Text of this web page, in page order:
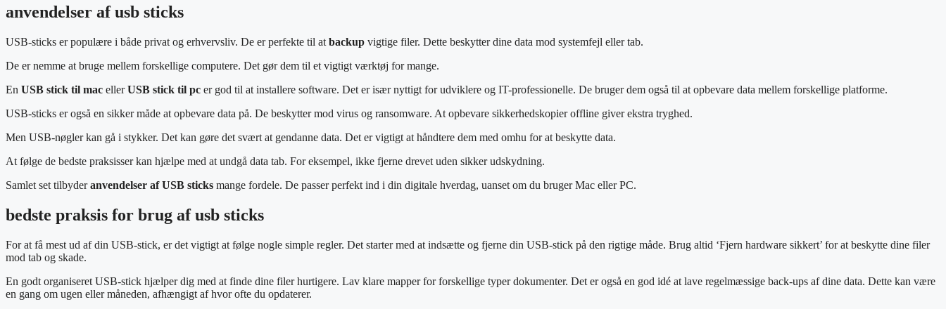
anvendelser af usb sticks
USB-sticks er populære i både privat og erhvervsliv. De er perfekte til at backup vigtige filer. Dette beskytter dine data mod systemfejl eller tab.
De er nemme at bruge mellem forskellige computere. Det gør dem til et vigtigt værktøj for mange.
En USB stick til mac ellerUSB stick til pc er god til at installere software. Det er især nyttigt for udviklere og IT-professionelle. De bruger dem også til at opbevare data mellem forskellige platforme.
USB-sticks er også en sikker måde at opbevare data på. De beskytter mod virus og ransomware. At opbevare sikkerhedskopier offline giver ekstra tryghed.
Men USB-nøgler kan gå i stykker. Det kan gøre det svært at gendanne data. Det er vigtigt at håndtere dem med omhu for at beskytte data.
At følge de bedste praksisser kan hjælpe med at undgå data tab. For eksempel, ikke fjerne drevet uden sikker udskydning.
Samlet set tilbyderanvendelser af USB sticks mange fordele. De passer perfekt ind i din digitale hverdag, uanset om du bruger Mac eller PC.
bedste praksis for brug af usb sticks
For at få mest ud af din USB-stick, er det vigtigt at følge nogle simple regler. Det starter med at indsætte og fjerne din USB-stick på den rigtige måde. Brug altid ‘Fjern hardware sikkert’ for at beskytte dine filer
mod tab og skade.
En godt organiseret USB-stick hjælper dig med at finde dine filer hurtigere. Lav klare mapper for forskellige typer dokumenter. Det er også en god idé at lave regelmæssige back-ups af dine data. Dette kan være
en gang om ugen eller måneden, afhængigt af hvor ofte du opdaterer.